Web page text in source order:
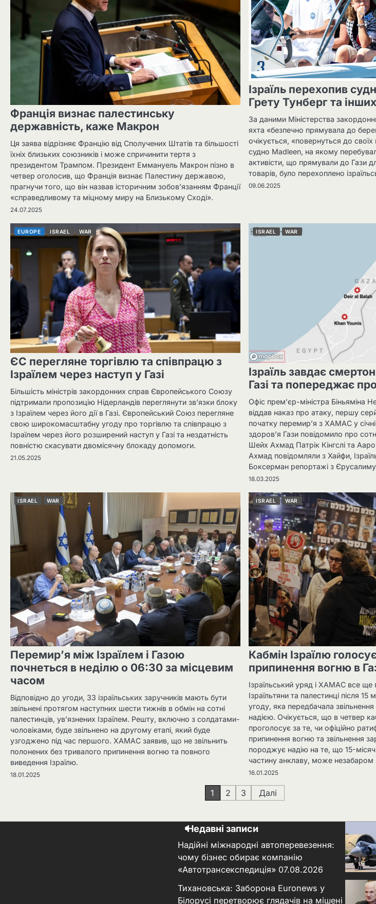
Франція визнає палестинську
державність, каже Макрон
Ця заява відрізняє Францію від Сполучених Штатів та більшості
їхніх близьких союзників і може спричинити тертя з
президентом Трампом. Президент Еммануель Макрон пізно в
четвер оголосив, що Франція визнає Палестину державою,
прагнучи того, що він назвав історичним зобов’язанням Франції
«справедливому та міцному миру на Близькому Сході».
24.07.2025
Ізраїль перехопив
Грету Тунберг та
За даними Міністерства
яхта «безпечно прямувала до
очікується, «повернуться до
судно Madleen, на якому
активісти, що прямували до Гази
товарів, було перехоплено
09.06.2025
EUROPE ISRAEL WAR
ЄС перегляне торгівлю та співпрацю з
Ізраїлем через наступ у Газі
Більшість міністрів закордонних справ Європейського Союзу
підтримали пропозицію Нідерландів переглянути зв’язки блоку
з Ізраїлем через його дії в Газі. Європейський Союз перегляне
свою широкомасштабну угоду про торгівлю та співпрацю з
Ізраїлем через його розширений наступ у Газі та нездатність
повністю скасувати двомісячну блокаду допомоги.
21.05.2025
ISRAEL WAR
Ізраїль завдає
Газі та попереджає
Офіс прем’єр-міністра Біньяміна
віддав наказ про атаку, першу
початку перемир’я з ХАМАС у
здоров’я Гази повідомило про
Шейх Ахмад Патрік Кінгслі та
Ахмад повідомляли з Хайфи,
Боксерман репортажі з
18.03.2025
ISRAEL WAR
Перемир’я між Ізраїлем і Газою
почнеться в неділю о 06:30 за місцевим
часом
Відповідно до угоди, 33 ізраїльських заручників мають бути
звільнені протягом наступних шести тижнів в обмін на сотні
палестинців, ув’язнених Ізраїлем. Решту, включно з солдатами-
чоловіками, буде звільнено на другому етапі, який буде
узгоджено під час першого. ХАМАС заявив, що не звільнить
полонених без тривалого припинення вогню та повного
виведення Ізраїлю.
18.01.2025
ISRAEL WAR
Кабмін Ізраїлю
припинення вогню в
Ізраїльський уряд і ХАМАС все
Ізраїльтяни та палестинці після 15
угоду, яка передбачала
надією. Очікується, що в четвер
проголосує за те, чи офіційно
припинення вогню та звільнення
породжує надію на те, що 15-
частину анклаву, може незабаром
16.01.2025
1 2 3 Далі
Недавні записи
Надійні міжнародні автоперевезення:
чому бізнес обирає компанію
«Автотрансекспедиція» 07.08.2026
Тихановська: Заборона Euronews у
Білорусі перетворює глядачів на мішені